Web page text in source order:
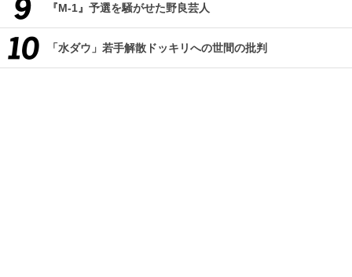
『M-1』予選を騒がせた野良芸人
「水ダウ」若手解散ドッキリへの世間の批判